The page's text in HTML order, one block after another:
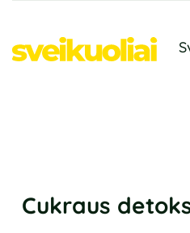
Cukraus